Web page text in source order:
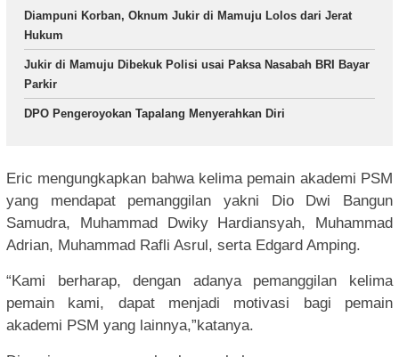
Diampuni Korban, Oknum Jukir di Mamuju Lolos dari Jerat
Hukum
Jukir di Mamuju Dibekuk Polisi usai Paksa Nasabah BRI Bayar
Parkir
DPO Pengeroyokan Tapalang Menyerahkan Diri
Eric mengungkapkan bahwa kelima pemain akademi PSM
yang mendapat pemanggilan yakni Dio Dwi Bangun
Samudra, Muhammad Dwiky Hardiansyah, Muhammad
Adrian, Muhammad Rafli Asrul, serta Edgard Amping.
“Kami berharap, dengan adanya pemanggilan kelima
pemain kami, dapat menjadi motivasi bagi pemain
akademi PSM yang lainnya,”katanya.